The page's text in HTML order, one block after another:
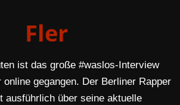
Fler
ist das große #waslos-Interview
gegangen. Der Berliner Rapper
ausführlich über seine aktuelle